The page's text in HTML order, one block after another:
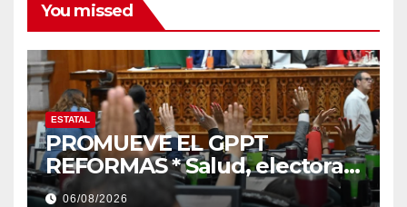
You missed
ESTATAL
PROMUEVE EL GPPT
REFORMAS * Salud, electoral
y justicia, de las principales
06/08/2026